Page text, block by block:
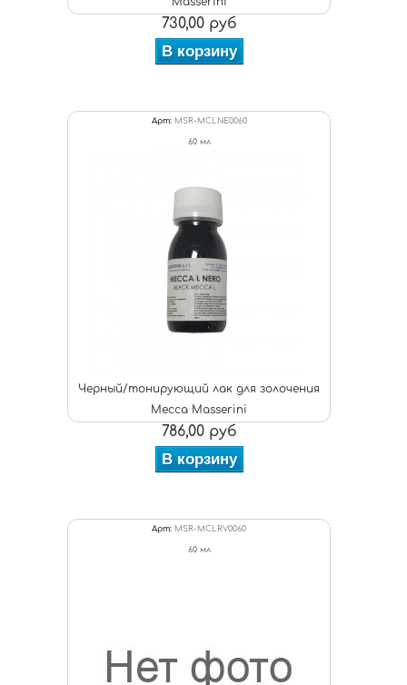
730,00 руб
В корзину
Арт: MSR-MCLNE0060
60 мл
Черный/тонирующий лак для золочения
Mecca Masserini
786,00 руб
В корзину
Арт: MSR-MCLRV0060
60 мл